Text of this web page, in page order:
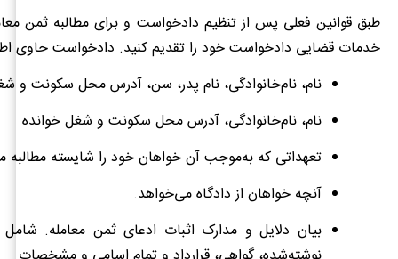
طبق قوانین فعلی پس از تنظیم دادخواست و برای مطالبه ثمن
خدمات قضایی دادخواست خود را تقدیم کنید. دادخواست حاوی
نام، نام‌خانوادگی، نام پدر، سن، آدرس محل سکونت و
نام، نام‌خانوادگی، آدرس محل سکونت و شغل خوانده
تعهداتی که به‌موجب آن خواهان خود را شایسته مطالبه
آنچه خواهان از دادگاه می‌خواهد.
بیان دلایل و مدارک اثبات ادعای ثمن معامله.